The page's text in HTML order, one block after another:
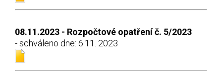
08.11.2023 - Rozpočtové opatření č. 5/2023
- schváleno dne: 6.11. 2023